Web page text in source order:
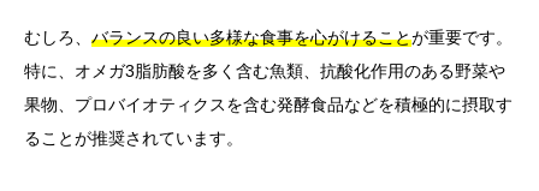
むしろ、 バランスの良い多様な食事を心がけることが重要です。
特に、オメガ3脂肪酸を多く含む魚類、抗酸化作用のある野菜や
果物、プロバイオティクスを含む発酵食品などを積極的に摂取す
ることが推奨されています。